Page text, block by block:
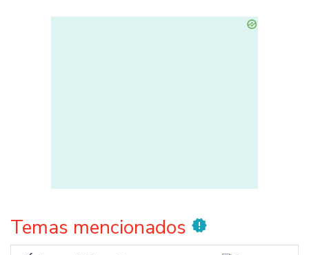
Temas mencionados new_releases